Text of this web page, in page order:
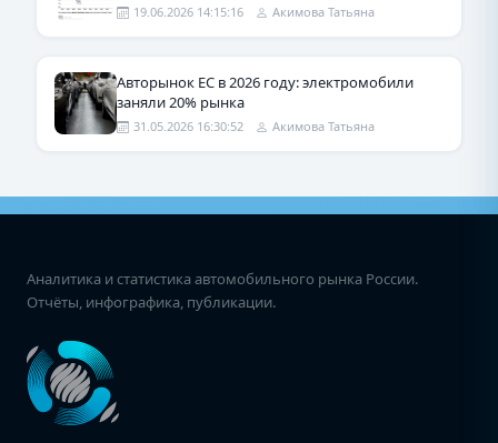
19.06.2026 14:15:16 Акимова Татьяна
Авторынок ЕС в 2026 году: электромобили
заняли 20% рынка
31.05.2026 16:30:52 Акимова Татьяна
Аналитика и статистика автомобильного рынка России.
Отчёты, инфографика, публикации.